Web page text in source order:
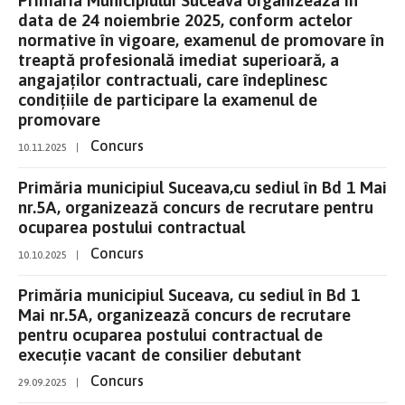
data de 24 noiembrie 2025, conform actelor
normative în vigoare, examenul de promovare în
treaptă profesională imediat superioară, a
angajaților contractuali, care îndeplinesc
condițiile de participare la examenul de
promovare
10.11.2025 Concurs
Primăria municipiul Suceava,cu sediul în Bd 1 Mai
nr.5A, organizează concurs de recrutare pentru
ocuparea postului contractual
10.10.2025 Concurs
Primăria municipiul Suceava, cu sediul în Bd 1
Mai nr.5A, organizează concurs de recrutare
pentru ocuparea postului contractual de
execuție vacant de consilier debutant
29.09.2025 Concurs